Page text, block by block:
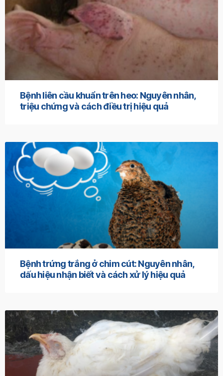
Bệnh liên cầu khuẩn trên heo: Nguyên nhân,
triệu chứng và cách điều trị hiệu quả
Bệnh trứng trắng ở chim cút: Nguyên nhân,
dấu hiệu nhận biết và cách xử lý hiệu quả